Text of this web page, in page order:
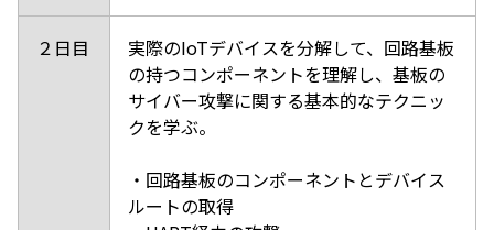
２日目
実際のIoTデバイスを分解して、回路基板
の持つコンポーネントを理解し、基板の
サイバー攻撃に関する基本的なテクニッ
クを学ぶ。
・回路基板のコンポーネントとデバイス
ルートの取得